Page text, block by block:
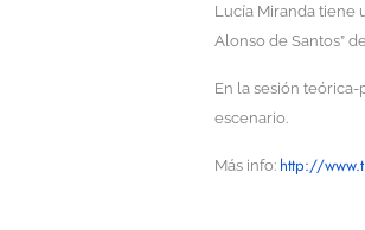
Lucía Miranda tiene
Alonso de Santos”
En la sesión
escenario.
Más info: http://www.